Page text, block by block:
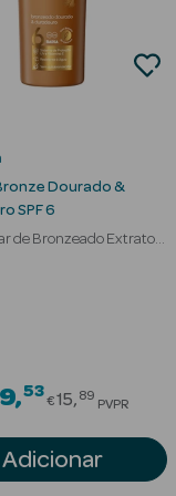
Dourado &
SPF 6
de Bronzeado Extrato
9 53Price
€15 89
PVPR
Adicionar